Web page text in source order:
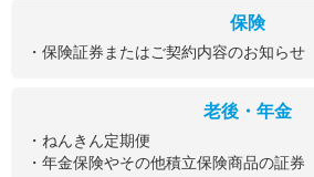
保険
・保険証券またはご契約内容のお知らせ
老後・年金
・ねんきん定期便
・年金保険やその他積立保険商品の証